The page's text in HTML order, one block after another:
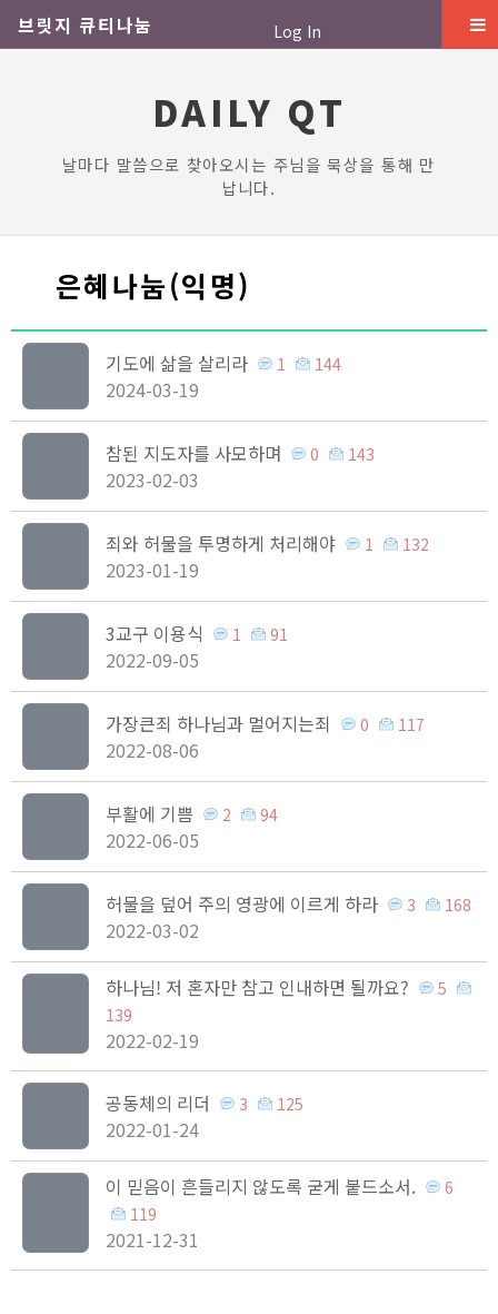
브릿지 큐티나눔 Log In
DAILY QT
날마다 말씀으로 찾아오시는 주님을 묵상을 통해 만
납니다.
은혜나눔(익명)
기도에 삶을 살리라 1 144
2024-03-19
참된 지도자를 사모하며 0 143
2023-02-03
죄와 허물을 투명하게 처리해야 1 132
2023-01-19
3교구 이용식 1 91
2022-09-05
가장큰죄 하나님과 멀어지는죄 0 117
2022-08-06
부활에 기쁨 2 94
2022-06-05
허물을 덮어 주의 영광에 이르게 하라 3 168
2022-03-02
하나님! 저 혼자만 참고 인내하면 될까요?
5
139
2022-02-19
공동체의 리더 3 125
2022-01-24
이 믿음이 흔들리지 않도록 굳게 붙드소서.
6
119
2021-12-31